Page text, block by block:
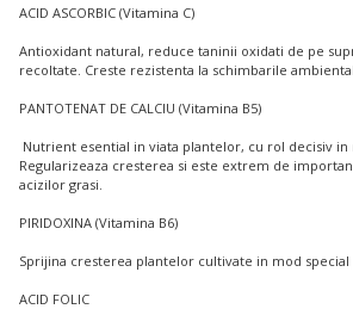
ACID ASCORBIC (Vitamina C)
Antioxidant natural, reduce taninii oxidati de pe
recoltate. Creste rezistenta la schimbarile
PANTOTENAT DE CALCIU (Vitamina B5)
Nutrient esential in viata plantelor, cu rol decisiv
Regularizeaza cresterea si este extrem de
acizilor grasi.
PIRIDOXINA (Vitamina B6)
Sprijina cresterea plantelor cultivate in mod
ACID FOLIC